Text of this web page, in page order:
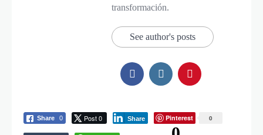
transformación.
See author's posts
Share 0 Post 0 Share Pinterest 0